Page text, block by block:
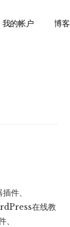
我的帐户 博客
件、
在线教